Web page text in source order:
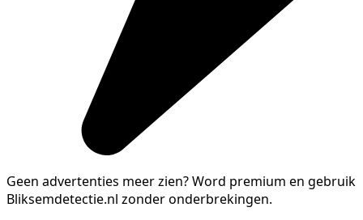
Geen advertenties meer zien?Word premium en gebruik
Bliksemdetectie.nl zonder onderbrekingen.